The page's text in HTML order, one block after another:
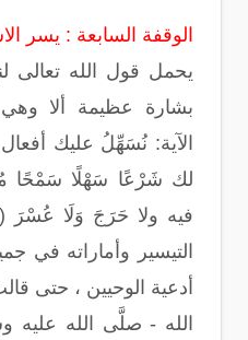
الوقفة السابعة : يسر
يحمل قول الله تعالى
بشارة عظيمة ألا
الآية: نُسَهِّلُ عليك
لك شَرْعًا سَهْلًا سَمْحًا
التيسير وأماراته في
أدعية الوحيين ، حتى
الله - صلَّى الله